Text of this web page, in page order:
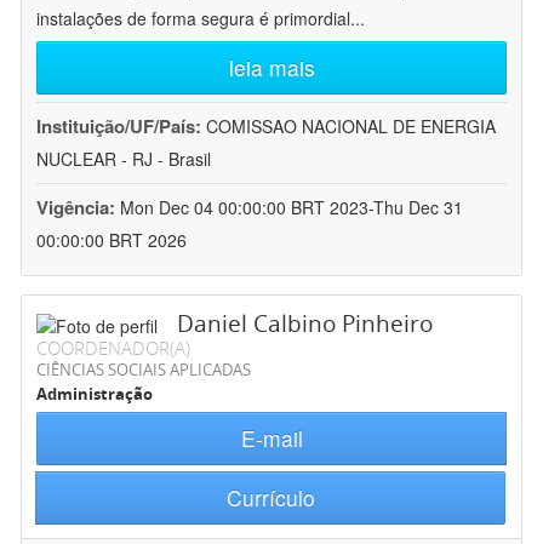
instalações de forma segura é primordial...
leia mais
Instituição/UF/País: COMISSAO NACIONAL DE ENERGIA
NUCLEAR - RJ - Brasil
Vigência: Mon Dec 04 00:00:00 BRT 2023-Thu Dec 31
00:00:00 BRT 2026
Daniel Calbino Pinheiro
COORDENADOR(A)
CIÊNCIAS SOCIAIS APLICADAS
Administração
E-mail
Currículo